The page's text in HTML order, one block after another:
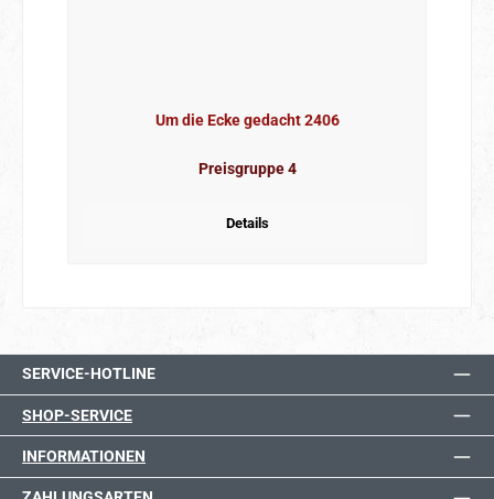
Um die Ecke gedacht 2406
Preisgruppe 4
Details
SERVICE-HOTLINE
SHOP-SERVICE
INFORMATIONEN